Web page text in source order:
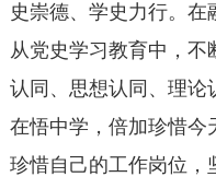
史崇德、学史力行。
从党史学习教育中，
认同、思想认同、理论
在悟中学，倍加珍惜今
珍惜自己的工作岗位，